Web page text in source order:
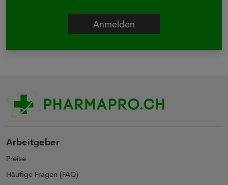
Arbeitgeber
Preise
Häufige Fragen (FAQ)